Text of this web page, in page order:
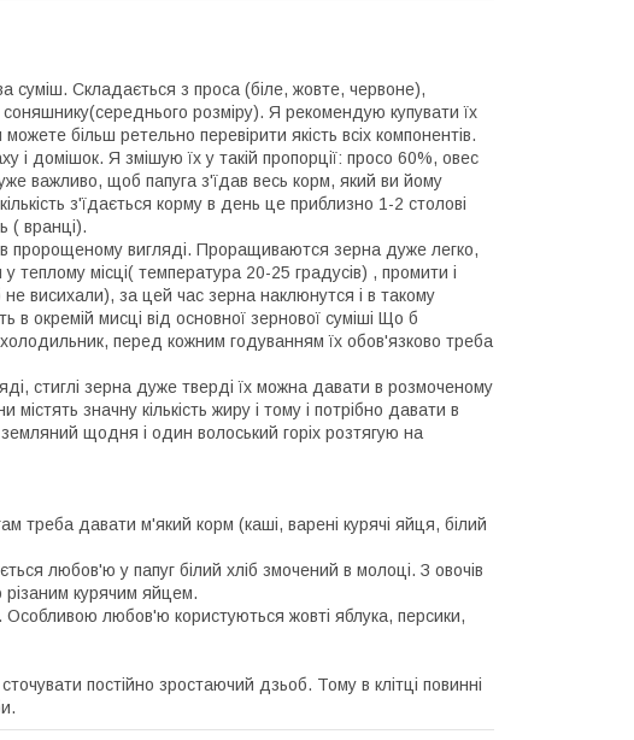
Складається з проса (біле, жовте, червоне),
соняшнику(середнього розміру). Я рекомендую купувати їх
більш ретельно перевірити якість всіх компонентів.
і домішок. Я змішую їх у такій пропорції: просо 60%, овес
важливо, щоб папуга з'їдав весь корм, який ви йому
з'їдається корму в день це приблизно 1-2 столові
( вранці).
пророщеному вигляді. Проращиваются зерна дуже легко,
місці( температура 20-25 градусів) , промити і
висихали), за цей час зерна наклюнутся і в такому
окремій мисці від основної зернової суміші Що б
перед кожним годуванням їх обов'язково треба
стиглі зерна дуже тверді їх можна давати в розмоченому
значну кількість жиру і тому і потрібно давати в
щодня і один волоський горіх розтягую на
треба давати м'який корм (каші, варені курячі яйця, білий
любов'ю у папуг білий хліб змочений в молоці. З овочів
курячим яйцем.
Особливою любов'ю користуються жовті яблука, персики,
постійно зростаючий дзьоб. Тому в клітці повинні